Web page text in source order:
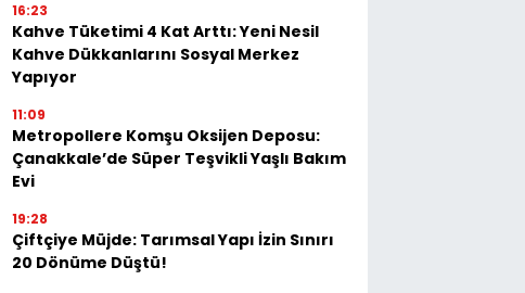
16:23
Kahve Tüketimi 4 Kat Arttı: Yeni Nesil
Kahve Dükkanlarını Sosyal Merkez
Yapıyor
11:09
Metropollere Komşu Oksijen Deposu:
Çanakkale’de Süper Teşvikli Yaşlı Bakım
Evi
19:28
Çiftçiye Müjde: Tarımsal Yapı İzin Sınırı
20 Dönüme Düştü!